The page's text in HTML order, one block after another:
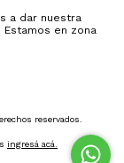
a dar nuestra
en zona
reservados.
ingresá acá.